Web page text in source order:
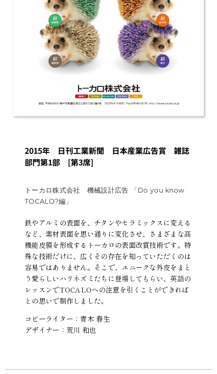
2015年 日刊工業新聞 日本産業広告賞 雑誌
部門第1部 [第3席]
トーカロ株式会社 機械設計広告 「Do you know
TOCALO?編」
鉄やアルミの表面を、チタンやセラミックスに変える
など、素材表面を思い通りに変化させ、さまざまな高
機能皮膜を形成するトーカロの表面改質技術です。特
殊な技術だけに、広くその存在を知っていただくのは
容易ではありません。そこで、ユニークな外皮をまと
う愛らしいハリネズミたちに登場してもらい、英語の
レッスンでTOCALOへの注意を引くことができれば
との思いで制作しました。
コピーライター：青木 春生
デザイナー：荒川 和也